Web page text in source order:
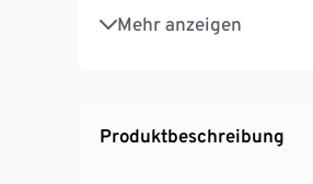
Mehr anzeigen
Mit recyceltem Material
Produktbeschreibung